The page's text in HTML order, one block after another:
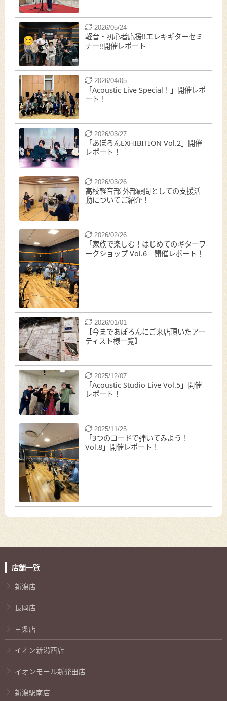
2026/05/24
軽音・初心者応援!!エレキギターセミ
ナー!!開催レポート
2026/04/05
「Acoustic Live Special！」開催レポ
ート！
2026/03/27
「あぽろんEXHIBITION Vol.2」開催
レポート！
2026/03/26
高校軽音部 外部顧問としての支援活
動についてご紹介！
2026/02/26
「家族で楽しむ！はじめてのギターワ
ークショップ Vol.6」開催レポート！
2026/01/01
【今まであぽろんにご来店頂いたアー
ティスト様一覧】
2025/12/07
「Acoustic Studio Live Vol.5」開催
レポート！
2025/11/25
「3つのコードで弾いてみよう！
Vol.8」開催レポート！
店舗一覧
新潟店
長岡店
三条店
イオン新潟西店
イオンモール新発田店
新潟駅南店